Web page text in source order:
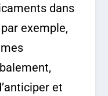
dans
exemple,
et